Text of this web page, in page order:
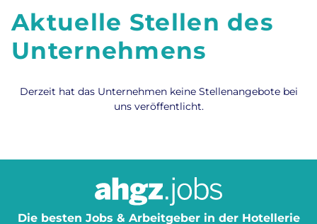
Aktuelle Stellen des
Unternehmens
Derzeit hat das Unternehmen keine Stellenangebote bei
uns veröffentlicht.
Die besten Jobs & Arbeitgeber in der Hotellerie